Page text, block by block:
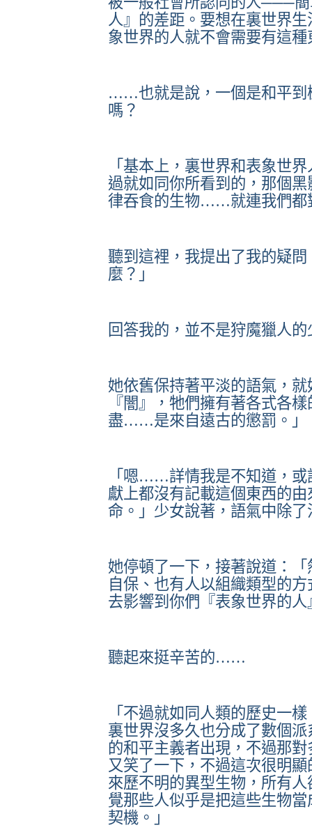
人』的差距。要想在裏世界
象世界的人就不會需要有這
……也就是說，一個是和平到
嗎？
「基本上，裏世界和表象世
過就如同你所看到的，那個
律吞食的生物……就連我們都
聽到這裡，我提出了我的疑
麼？」
回答我的，並不是狩魔獵人
她依舊保持著平淡的語氣，
『闇』，牠們擁有著各式各
盡……是來自遠古的懲罰。」
「嗯……詳情我是不知道，或
獻上都沒有記載這個東西的
命。」少女說著，語氣中除
她停頓了一下，接著說道：
自保、也有人以組織類型的
去影響到你們『表象世界的人
聽起來挺辛苦的……
「不過就如同人類的歷史一
裏世界沒多久也分成了數個
的和平主義者出現，不過那
又笑了一下，不過這次很明
來歷不明的異型生物，所有
覺那些人似乎是把這些生物
契機。」